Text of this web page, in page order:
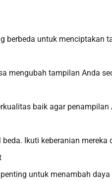
berbeda untuk menciptakan
mengubah tampilan Anda
baik agar penampilan
Ikuti keberanian mereka
untuk menambah